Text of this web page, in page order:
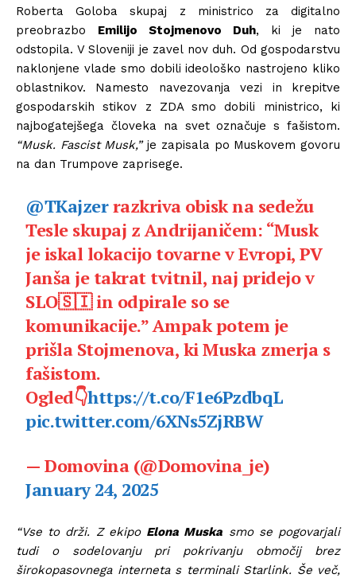
Roberta Goloba skupaj z ministrico za digitalno
preobrazbo Emilijo Stojmenovo Duh, ki je nato
odstopila. V Sloveniji je zavel nov duh. Od gospodarstvu
naklonjene vlade smo dobili ideološko nastrojeno kliko
oblastnikov. Namesto navezovanja vezi in krepitve
gospodarskih stikov z ZDA smo dobili ministrico, ki
najbogatejšega človeka na svet označuje s fašistom.
“Musk. Fascist Musk,”je zapisala po Muskovem govoru
na dan Trumpove zaprisege.
@TKajzerrazkriva obisk na sedežu
Tesle skupaj z Andrijaničem: “Musk
je iskal lokacijo tovarne v Evropi, PV
Janša je takrat tvitnil, naj pridejo v
SLO🇸🇮 in odpirale so se
komunikacije.” Ampak potem je
prišla Stojmenova, ki Muska zmerja s
fašistom.
Ogled👇https://t.co/F1e6PzdbqL
pic.twitter.com/6XNs5ZjRBW
— Domovina (@Domovina_je)
January 24, 2025
“Vse to drži. Z ekipo Elona Muska smo se pogovarjali
tudi o sodelovanju pri pokrivanju območij brez
širokopasovnega interneta s terminali Starlink. Še več,